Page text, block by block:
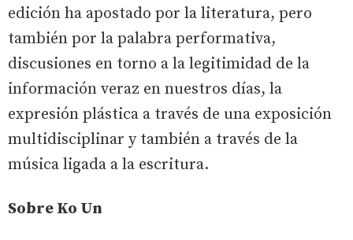
edición ha apostado por la literatura, pero
también por la palabra performativa,
discusiones en torno a la legitimidad de la
información veraz en nuestros días, la
expresión plástica a través de una exposición
multidisciplinar y también a través de la
música ligada a la escritura.
Sobre Ko Un